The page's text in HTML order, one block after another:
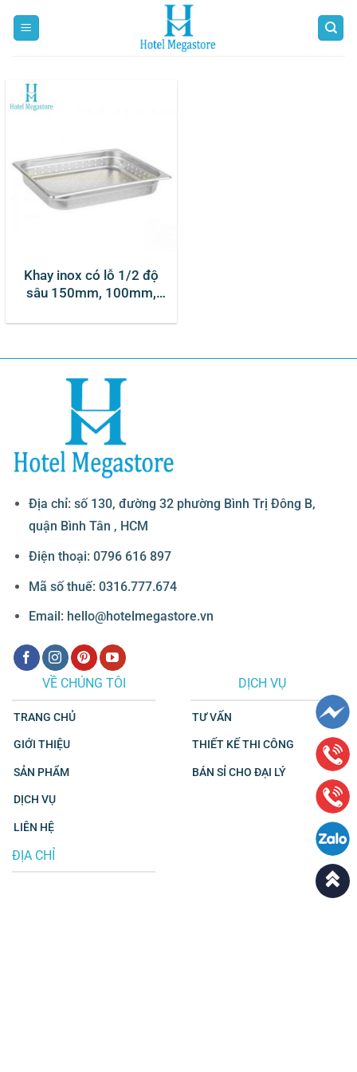
Khay inox có lỗ 1/2 độ
sâu 150mm, 100mm,
Địa chỉ: số 130, đường 32 phường Bình Trị Đông B,
quận Bình Tân , HCM
Điện thoại: 0796 616 897
Mã số thuế: 0316.777.674
Email: hello@hotelmegastore.vn
VỀ CHÚNG TÔI
TRANG CHỦ
GIỚI THIỆU
SẢN PHẨM
DỊCH VỤ
LIÊN HỆ
DỊCH VỤ
TƯ VẤN
THIẾT KẾ THI CÔNG
BÁN SỈ CHO ĐẠI LÝ
ĐỊA CHỈ